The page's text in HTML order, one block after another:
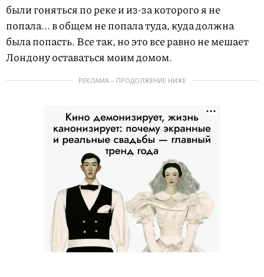
были гоняться по реке и из-за которого я не
попала... в общем не попала туда, куда должна
была попасть. Все так, но это все равно не мешает
Лондону оставаться моим домом.
РЕКЛАМА – ПРОДОЛЖЕНИЕ НИЖЕ